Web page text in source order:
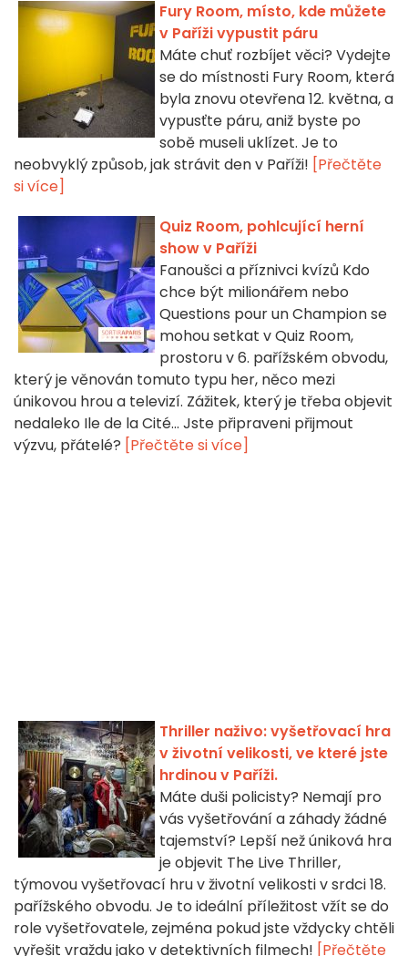
Fury Room, místo, kde můžete
v Paříži vypustit páru
Máte chuť rozbíjet věci? Vydejte
se do místnosti Fury Room, která
byla znovu otevřena 12. května, a
vypusťte páru, aniž byste po
sobě museli uklízet. Je to
neobvyklý způsob, jak strávit den v Paříži! [Přečtěte
si více]
Quiz Room, pohlcující herní
show v Paříži
Fanoušci a příznivci kvízů Kdo
chce být milionářem nebo
Questions pour un Champion se
mohou setkat v Quiz Room,
prostoru v 6. pařížském obvodu,
který je věnován tomuto typu her, něco mezi
únikovou hrou a televizí. Zážitek, který je třeba objevit
nedaleko Ile de la Cité... Jste připraveni přijmout
výzvu, přátelé? [Přečtěte si více]
Thriller naživo: vyšetřovací hra
v životní velikosti, ve které jste
hrdinou v Paříži.
Máte duši policisty? Nemají pro
vás vyšetřování a záhady žádné
tajemství? Lepší než úniková hra
je objevit The Live Thriller,
týmovou vyšetřovací hru v životní velikosti v srdci 18.
pařížského obvodu. Je to ideální příležitost vžít se do
role vyšetřovatele, zejména pokud jste vždycky chtěli
vyřešit vraždu jako v detektivních filmech! [Přečtěte